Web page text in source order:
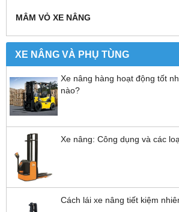
MÂM VỎ XE NÂNG
XE NÂNG VÀ PHỤ TÙNG
Xe nâng hàng hoạt động tốt
nào?
Xe nâng: Công dụng và các
Cách lái xe nâng tiết kiệm